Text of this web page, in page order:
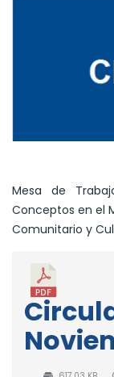
Mesa de
Conceptos en el
Comunitario y